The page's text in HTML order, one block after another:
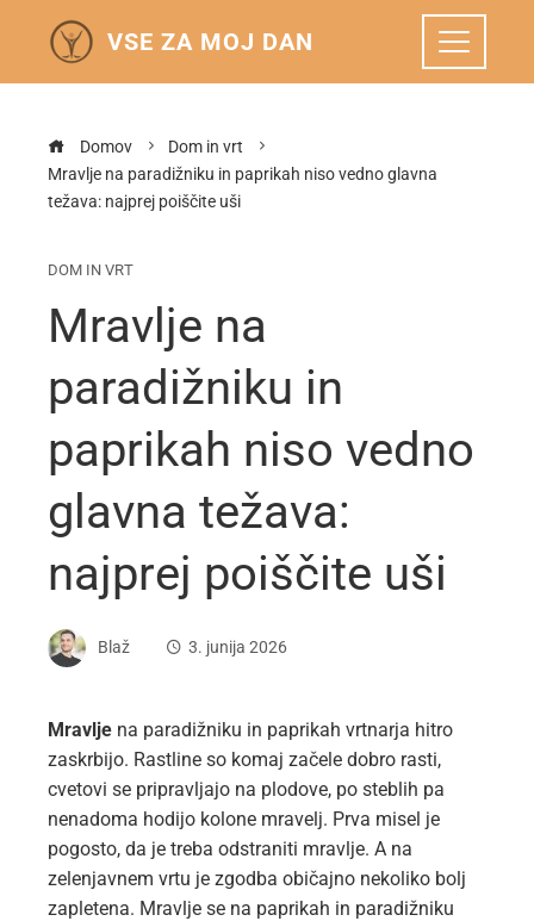
VSE ZA MOJ DAN
Domov
Dom in vrt
Mravlje na paradižniku in paprikah niso vedno glavna
težava: najprej poiščite uši
DOM IN VRT
Mravlje na
paradižniku in
paprikah niso vedno
glavna težava:
najprej poiščite uši
Blaž 3. junija 2026
Mravlje na paradižniku in paprikah vrtnarja hitro
zaskrbijo. Rastline so komaj začele dobro rasti,
cvetovi se pripravljajo na plodove, po steblih pa
nenadoma hodijo kolone mravelj. Prva misel je
pogosto, da je treba odstraniti mravlje. A na
zelenjavnem vrtu je zgodba običajno nekoliko bolj
zapletena. Mravlje se na paprikah in paradižniku